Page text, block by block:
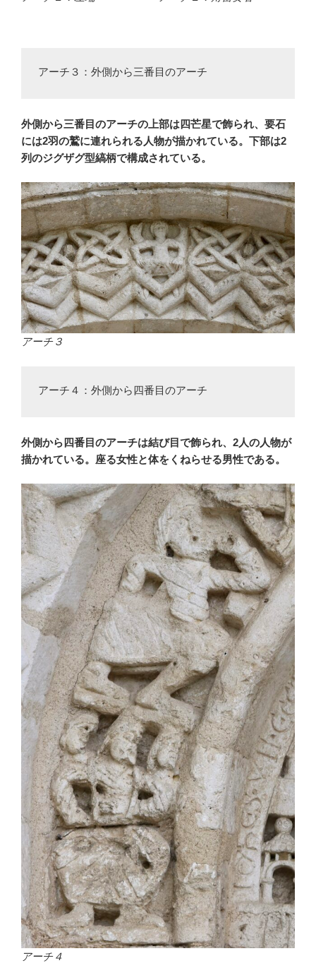
アーチ３：外側から三番目のアーチ
外側から三番目のアーチの上部は四芒星で飾られ、要石
には2羽の鷲に連れられる人物が描かれている。下部は2
列のジグザグ型縞柄で構成されている。
アーチ３
アーチ４：外側から四番目のアーチ
外側から四番目のアーチは結び目で飾られ、2人の人物が
描かれている。座る女性と体をくねらせる男性である。
アーチ４